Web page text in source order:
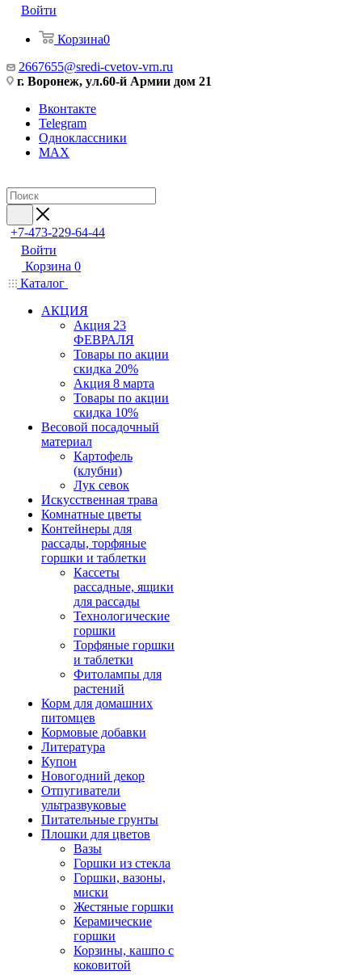
Войти
Корзина0
2667655@sredi-cvetov-vrn.ru
г. Воронеж, ул.60-й Армии дом 21
Вконтакте
Telegram
Одноклассники
MAX
+7-473-229-64-44
Войти
Корзина 0
Каталог
АКЦИЯ
Акция 23
ФЕВРАЛЯ
Товары по акции
скидка 20%
Акция 8 марта
Товары по акции
скидка 10%
Весовой посадочный
материал
Картофель
(клубни)
Лук севок
Искусственная трава
Комнатные цветы
Контейнеры для
рассады, торфяные
горшки и таблетки
Кассеты
рассадные, ящики
для рассады
Технологические
горшки
Торфяные горшки
и таблетки
Фитолампы для
растений
Корм для домашних
питомцев
Кормовые добавки
Литература
Купон
Новогодний декор
Отпугиватели
ультразвуковые
Питательные грунты
Плошки для цветов
Вазы
Горшки из стекла
Горшки, вазоны,
миски
Жестяные горшки
Керамические
горшки
Корзины, кашпо с
коковитой